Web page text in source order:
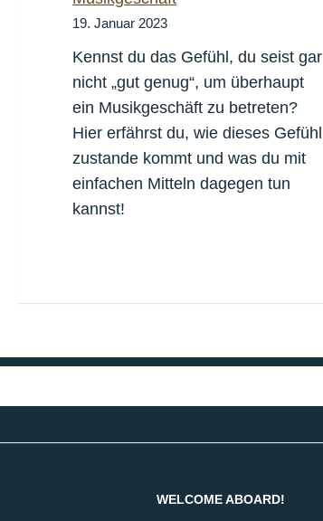
19. Januar 2023
Kennst du das Gefühl, du seist gar
nicht „gut genug“, um überhaupt
ein Musikgeschäft zu betreten?
Hier erfährst du, wie dieses Gefühl
zustande kommt und was du mit
einfachen Mitteln dagegen tun
kannst!
WELCOME ABOARD!